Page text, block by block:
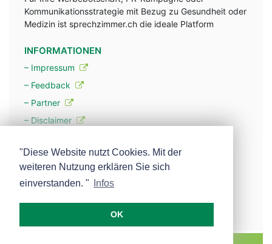
Kommunikationsstrategie mit Bezug zu Gesundheit oder
Medizin ist sprechzimmer.ch die ideale Platform
INFORMATIONEN
– Impressum
– Feedback
– Partner
– Disclaimer
– Werbung
– Mehr über unsere Experten
"Diese Website nutzt Cookies. Mit der
weiteren Nutzung erklären Sie sich
einverstanden. "
Infos
OK